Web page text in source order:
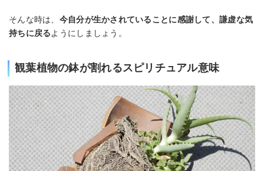
そんな時は、 今自分が生かされていることに感謝して、謙虚な気
持ちに戻るようにしましょう。
観葉植物の鉢が割れるスピリチュアル意味